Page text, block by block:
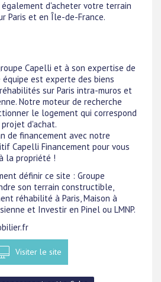
d'acheter votre terrain
Paris et en Île-de-France.
Capelli et à son expertise de
est experte des biens
sur Paris intra-muros et
Notre moteur de recherche
le logement qui correspond
d'achat.
de financement avec notre
Capelli Financement pour vous
la propriété !
définir ce site : Groupe
son terrain constructible,
réhabilité à Paris, Maison à
et Investir en Pinel ou LMNP.
Visiter le site